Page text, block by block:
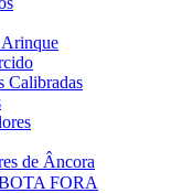
Calibradas
de Âncora
FORA